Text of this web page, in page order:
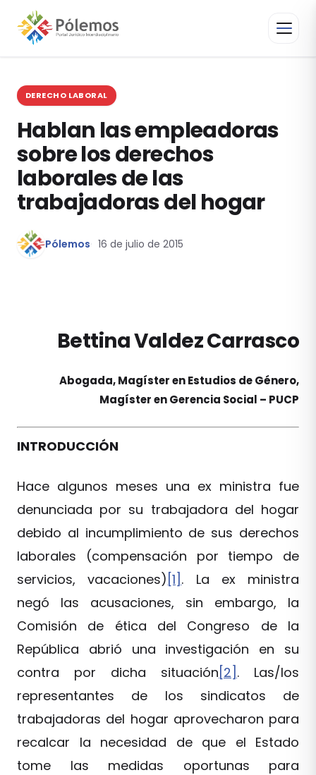
DERECHO LABORAL
Hablan las empleadoras
sobre los derechos
laborales de las
trabajadoras del hogar
Pólemos 16 de julio de 2015
Bettina Valdez Carrasco
Abogada, Magíster en Estudios de Género,
Magíster en Gerencia Social – PUCP
INTRODUCCIÓN
Hace algunos meses una ex ministra fue
denunciada por su trabajadora del hogar
debido al incumplimiento de sus derechos
laborales (compensación por tiempo de
servicios, vacaciones) [1] . La ex ministra
negó las acusaciones, sin embargo, la
Comisión de ética del Congreso de la
República abrió una investigación en su
contra por dicha situación [2] . Las/los
representantes de los sindicatos de
trabajadoras del hogar aprovecharon para
recalcar la necesidad de que el Estado
tome las medidas oportunas para